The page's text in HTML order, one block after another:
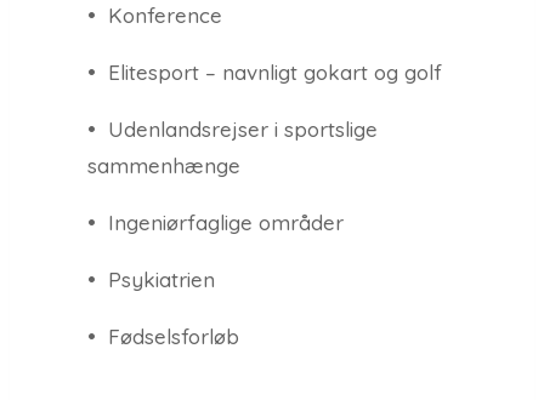
• Konference
• Elitesport – navnligt gokart og golf
• Udenlandsrejser i sportslige
sammenhænge
• Ingeniørfaglige områder
• Psykiatrien
• Fødselsforløb